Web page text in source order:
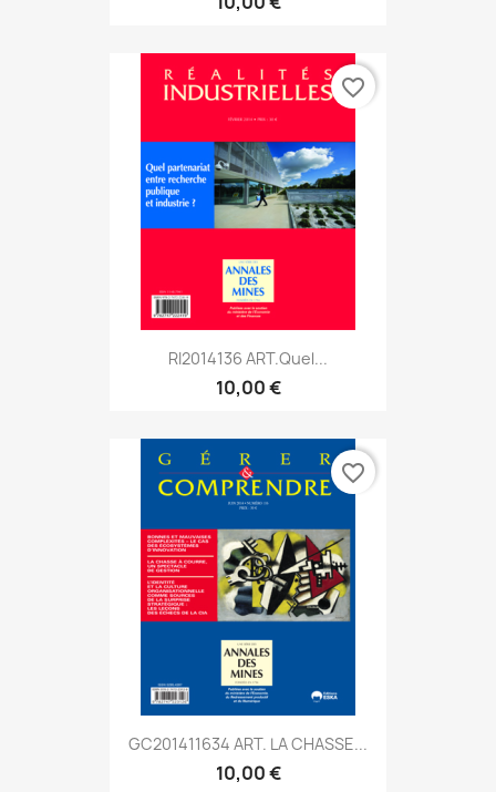
RI2014136 ART.Quel...
10,00 €
favorite_border
GC201411634 ART. LA CHASSE...
10,00 €
favorite_border